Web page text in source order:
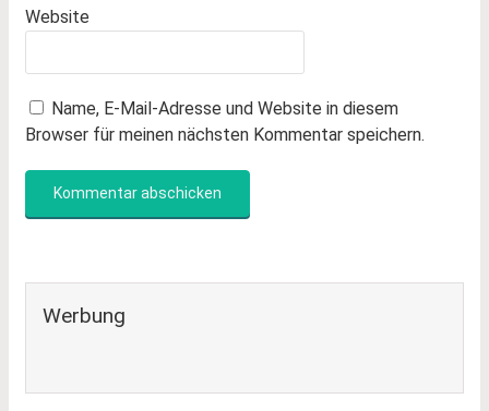
Website
Name, E-Mail-Adresse und Website in diesem
Browser für meinen nächsten Kommentar speichern.
Werbung